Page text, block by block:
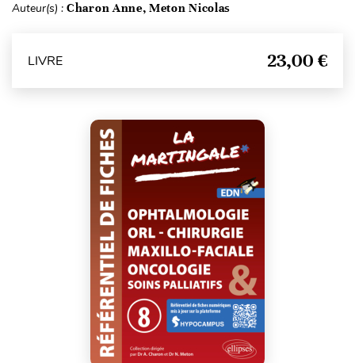
Auteur(s) : Charon Anne, Meton Nicolas
LIVRE 23,00 €